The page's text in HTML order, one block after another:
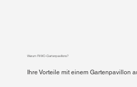
Warum RIWO-Gartenpavillons?
Ihre Vorteile mit einem Gartenpavillon